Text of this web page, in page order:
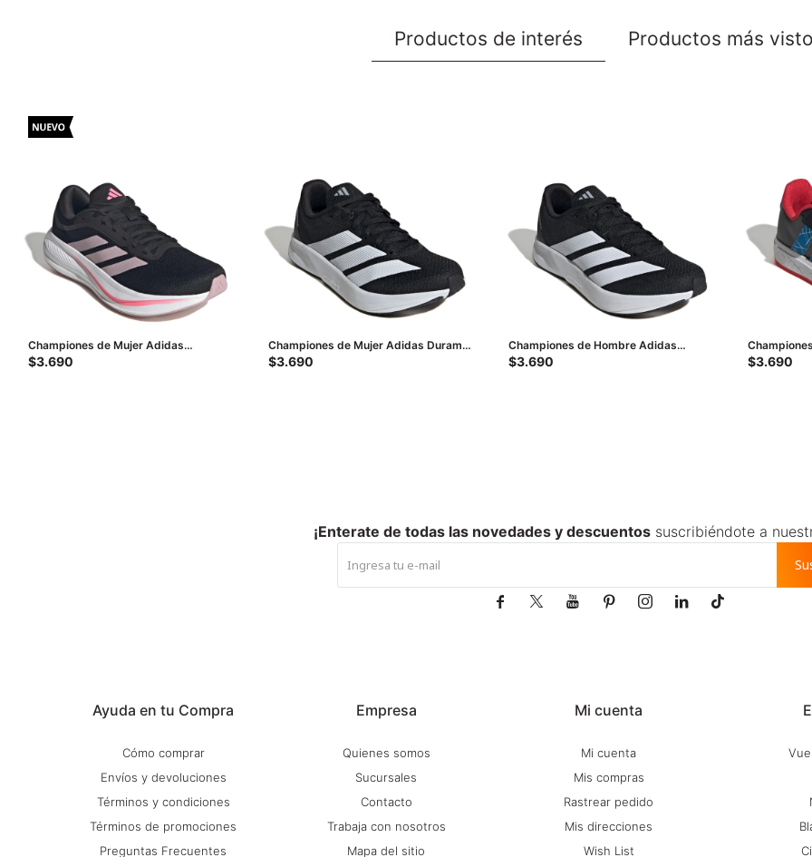
Productos de interés Productos más
Championes de Mujer Adidas
Response Runner 2 - Negro - Fucsia
$3.690
Championes de Mujer Adidas Duramo
Rc2 - Negro
$3.690
Championes de Hombre Adidas
Duramo Rc2 - Negro
$3.690
Court
$3.690
Ayuda en tu Compra
Cómo comprar
Envíos y devoluciones
Términos y condiciones
Términos de promociones
Preguntas Frecuentes
Empresa
Quienes somos
Sucursales
Contacto
Trabaja con nosotros
Mapa del sitio
Mi cuenta
Mi cuenta
Mis compras
Rastrear pedido
Mis direcciones
Wish List
¡Enterate de todas las novedades y descuentossuscribiéndote a
      